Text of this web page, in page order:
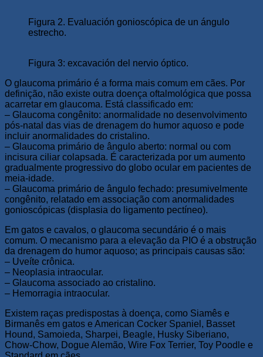
Figura 2. Evaluación gonioscópica de un ángulo
estrecho.
Figura 3: excavación del nervio óptico.
O glaucoma primário é a forma mais comum em cães. Por
definição, não existe outra doença oftalmológica que possa
acarretar em glaucoma. Está classificado em:
– Glaucoma congênito: anormalidade no desenvolvimento
pós-natal das vias de drenagem do humor aquoso e pode
incluir anormalidades do cristalino.
– Glaucoma primário de ângulo aberto: normal ou com
incisura ciliar colapsada. É caracterizada por um aumento
gradualmente progressivo do globo ocular em pacientes de
meia-idade.
– Glaucoma primário de ângulo fechado: presumivelmente
congênito, relatado em associação com anormalidades
gonioscópicas (displasia do ligamento pectíneo).
Em gatos e cavalos, o glaucoma secundário é o mais
comum. O mecanismo para a elevação da PIO é a obstrução
da drenagem do humor aquoso; as principais causas são:
– Uveíte crônica.
– Neoplasia intraocular.
– Glaucoma associado ao cristalino.
– Hemorragia intraocular.
Existem raças predispostas à doença, como Siamês e
Birmanês em gatos e American Cocker Spaniel, Basset
Hound, Samoieda, Sharpei, Beagle, Husky Siberiano,
Chow-Chow, Dogue Alemão, Wire Fox Terrier, Toy Poodle e